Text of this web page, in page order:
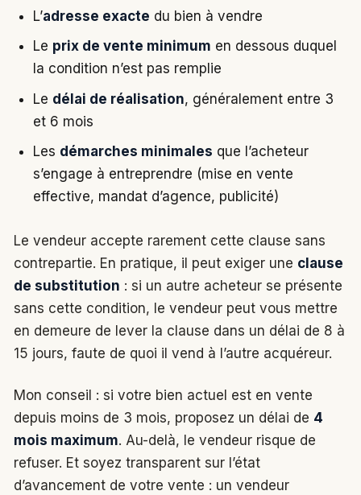
L’adresse exacte du bien à vendre
Le prix de vente minimum en dessous duquel
la condition n’est pas remplie
Le délai de réalisation, généralement entre 3
et 6 mois
Les démarches minimales que l’acheteur
s’engage à entreprendre (mise en vente
effective, mandat d’agence, publicité)
Le vendeur accepte rarement cette clause sans
contrepartie. En pratique, il peut exiger une clause
de substitution : si un autre acheteur se présente
sans cette condition, le vendeur peut vous mettre
en demeure de lever la clause dans un délai de 8 à
15 jours, faute de quoi il vend à l’autre acquéreur.
Mon conseil : si votre bien actuel est en vente
depuis moins de 3 mois, proposez un délai de 4
mois maximum. Au-delà, le vendeur risque de
refuser. Et soyez transparent sur l’état
d’avancement de votre vente : un vendeur